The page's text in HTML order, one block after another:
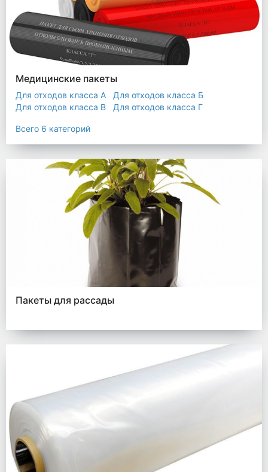
Медицинские пакеты
Для отходов класса А
Для отходов класса Б
Для отходов класса В
Для отходов класса Г
Пакеты термостойкие для утилизатора
Всего 6 категорий
Пакеты для рассады